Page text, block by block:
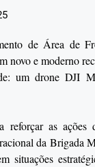
de Área de
novo e moderno
um drone DJI
reforçar as ações
da Brigada
situações